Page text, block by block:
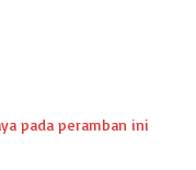
pada peramban ini